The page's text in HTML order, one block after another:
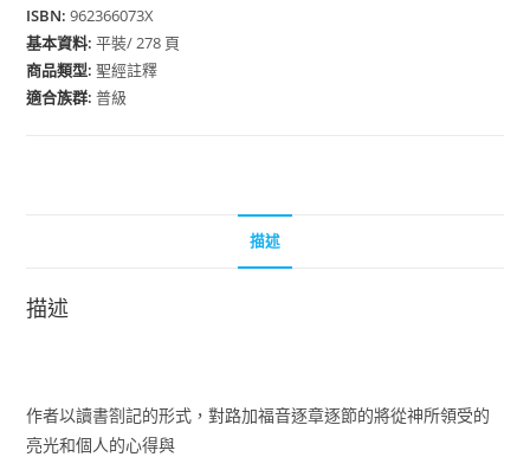
ISBN:962366073X
基本資料:平裝/ 278 頁
商品類型:聖經註釋
適合族群:普級
描述
描述
作者以讀書劄記的形式，對路加福音逐章逐節的將從神所領受的
亮光和個人的心得與